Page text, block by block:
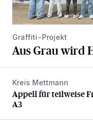
Graffiti-Projekt
Aus Grau wird
Appell für teilweise
Kreis Mettmann
Appell für teilweise
A3